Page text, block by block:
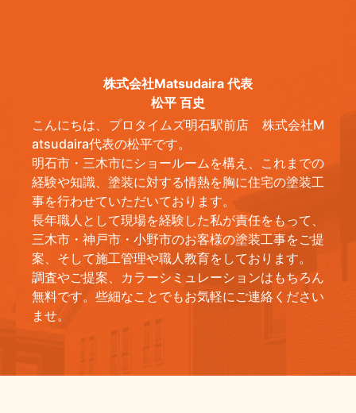
株式会社Matsudaira 代表
松平 百史
こんにちは、プロタイムズ明石駅前店 株式会社M
atsudaira代表の松平です。
明石市・三木市にショールームを構え、これまでの
経験や知識、塗装に対する情熱を胸に住宅の塗装工
事を行わせていただいております。
長年職人として現場を経験した私が責任をもって、
三木市・神戸市・小野市のお客様の塗装工事をご提
案、そして施工管理や職人教育をしております。
調査やご提案、カラーシミュレーションはもちろん
無料です。些細なことでもお気軽にご連絡ください
ませ。